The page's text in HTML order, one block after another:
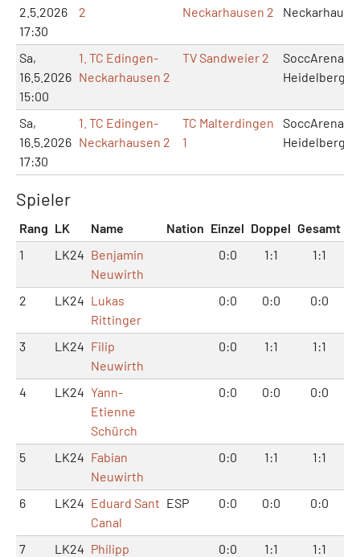
2.5.2026
17:30
2
Neckarhausen 2
Sa,
16.5.2026
15:00
1. TC Edingen-
Neckarhausen 2
TV Sandweier 2
SoccArena
Heidelberg
Sa,
16.5.2026
17:30
1. TC Edingen-
Neckarhausen 2
TC Malterdingen
1
SoccArena
Heidelberg
Spieler
Rang LK Name Nation Einzel Doppel Gesamt
1
LK24 Benjamin
Neuwirth
0:0 1:1 1:1
2 LK24 Lukas
Rittinger
0:0 0:0 0:0
3 LK24 Filip
Neuwirth
0:0 1:1 1:1
4 LK24 Yann-
Etienne
Schürch
0:0 0:0 0:0
5 LK24 Fabian
Neuwirth
0:0 1:1 1:1
6 LK24 Eduard Sant
Canal
ESP 0:0 0:0 0:0
7 LK24 Philipp
0:0 1:1 1:1